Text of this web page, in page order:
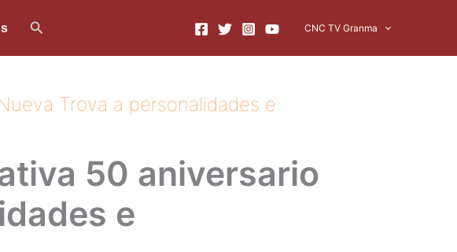
Buscar CNC TV Granma
Trova a personalidades e
50 aniversario
e